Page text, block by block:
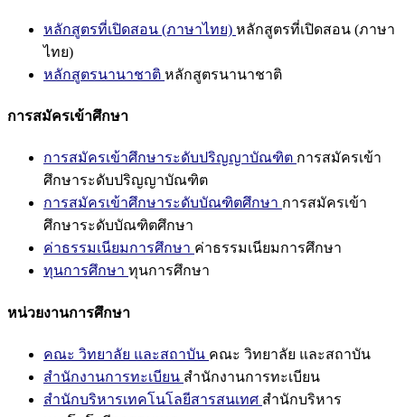
หลักสูตรที่เปิดสอน (ภาษาไทย) หลักสูตรที่เปิดสอน (ภาษา
ไทย)
หลักสูตรนานาชาติ หลักสูตรนานาชาติ
การสมัครเข้าศึกษา
การสมัครเข้าศึกษาระดับปริญญาบัณฑิต การสมัครเข้า
ศึกษาระดับปริญญาบัณฑิต
การสมัครเข้าศึกษาระดับบัณฑิตศึกษา การสมัครเข้า
ศึกษาระดับบัณฑิตศึกษา
ค่าธรรมเนียมการศึกษา ค่าธรรมเนียมการศึกษา
ทุนการศึกษา ทุนการศึกษา
หน่วยงานการศึกษา
คณะ วิทยาลัย และสถาบัน คณะ วิทยาลัย และสถาบัน
สำนักงานการทะเบียน สำนักงานการทะเบียน
สำนักบริหารเทคโนโลยีสารสนเทศ สำนักบริหาร